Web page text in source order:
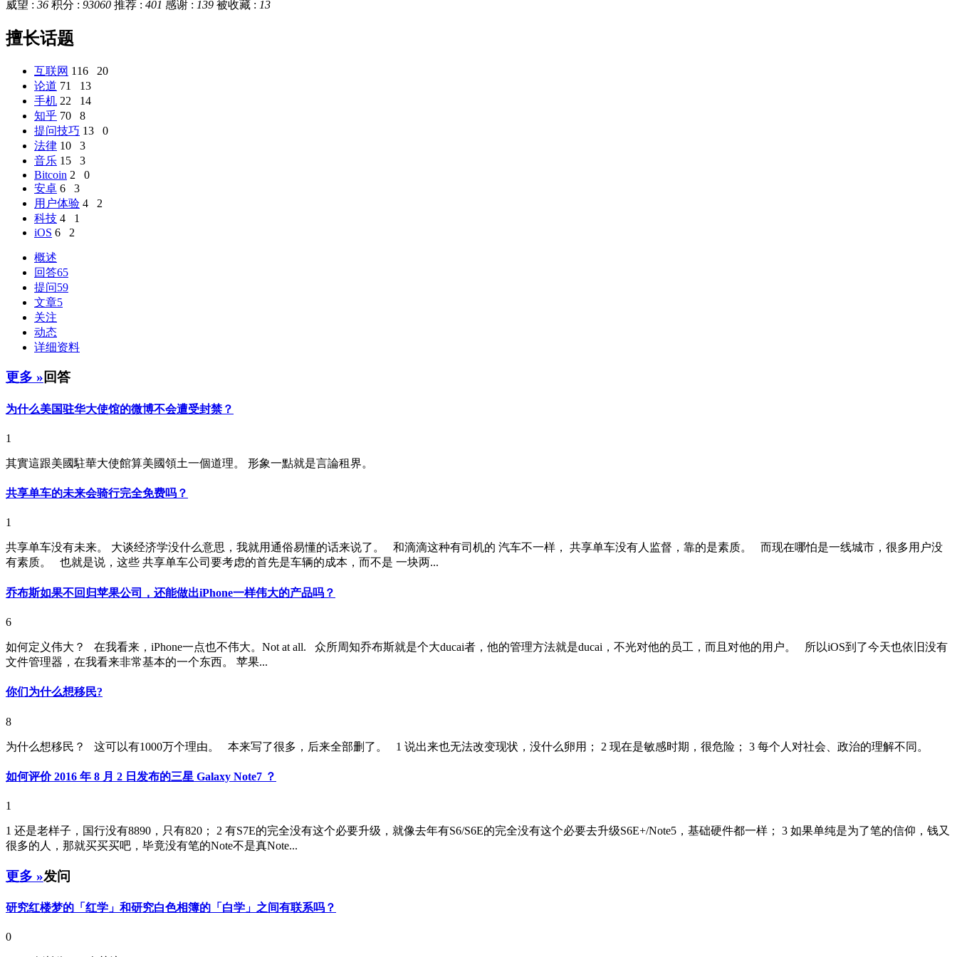
威望 : 36 积分 : 93060 推荐 : 401 感谢 : 139 被收藏 : 13
擅长话题
互联网 116 20
论道 71 13
手机 22 14
知乎 70 8
提问技巧 13 0
法律 10 3
音乐 15 3
Bitcoin 2 0
安卓 6 3
用户体验 4 2
科技 4 1
iOS 6 2
概述
回答65
提问59
文章5
关注
动态
详细资料
更多 »回答
为什么美国驻华大使馆的微博不会遭受封禁？
1
其實這跟美國駐華大使館算美國領土一個道理。 形象一點就是言論租界。
共享单车的未来会骑行完全免费吗？
1
共享单车没有未来。 大谈经济学没什么意思，我就用通俗易懂的话来说了。 和滴滴这种有司机的 汽车不一样， 共享单车没有人监督，靠的是素质。 而现在哪怕是一线城市，很多用户没
有素质。 也就是说，这些 共享单车公司要考虑的首先是车辆的成本，而不是 一块两...
乔布斯如果不回归苹果公司，还能做出iPhone一样伟大的产品吗？
6
如何定义伟大？ 在我看来，iPhone一点也不伟大。Not at all. 众所周知乔布斯就是个大ducai者，他的管理方法就是ducai，不光对他的员工，而且对他的用户。 所以iOS到了今天也依旧没有
文件管理器，在我看来非常基本的一个东西。 苹果...
你们为什么想移民?
8
为什么想移民？ 这可以有1000万个理由。 本来写了很多，后来全部删了。 1 说出来也无法改变现状，没什么卵用； 2 现在是敏感时期，很危险； 3 每个人对社会、政治的理解不同。
如何评价 2016 年 8 月 2 日发布的三星 Galaxy Note7 ？
1
1 还是老样子，国行没有8890，只有820； 2 有S7E的完全没有这个必要升级，就像去年有S6/S6E的完全没有这个必要去升级S6E+/Note5，基础硬件都一样； 3 如果单纯是为了笔的信仰，钱又
很多的人，那就买买买吧，毕竟没有笔的Note不是真Note...
更多 »发问
研究红楼梦的「红学」和研究白色相簿的「白学」之间有联系吗？
0